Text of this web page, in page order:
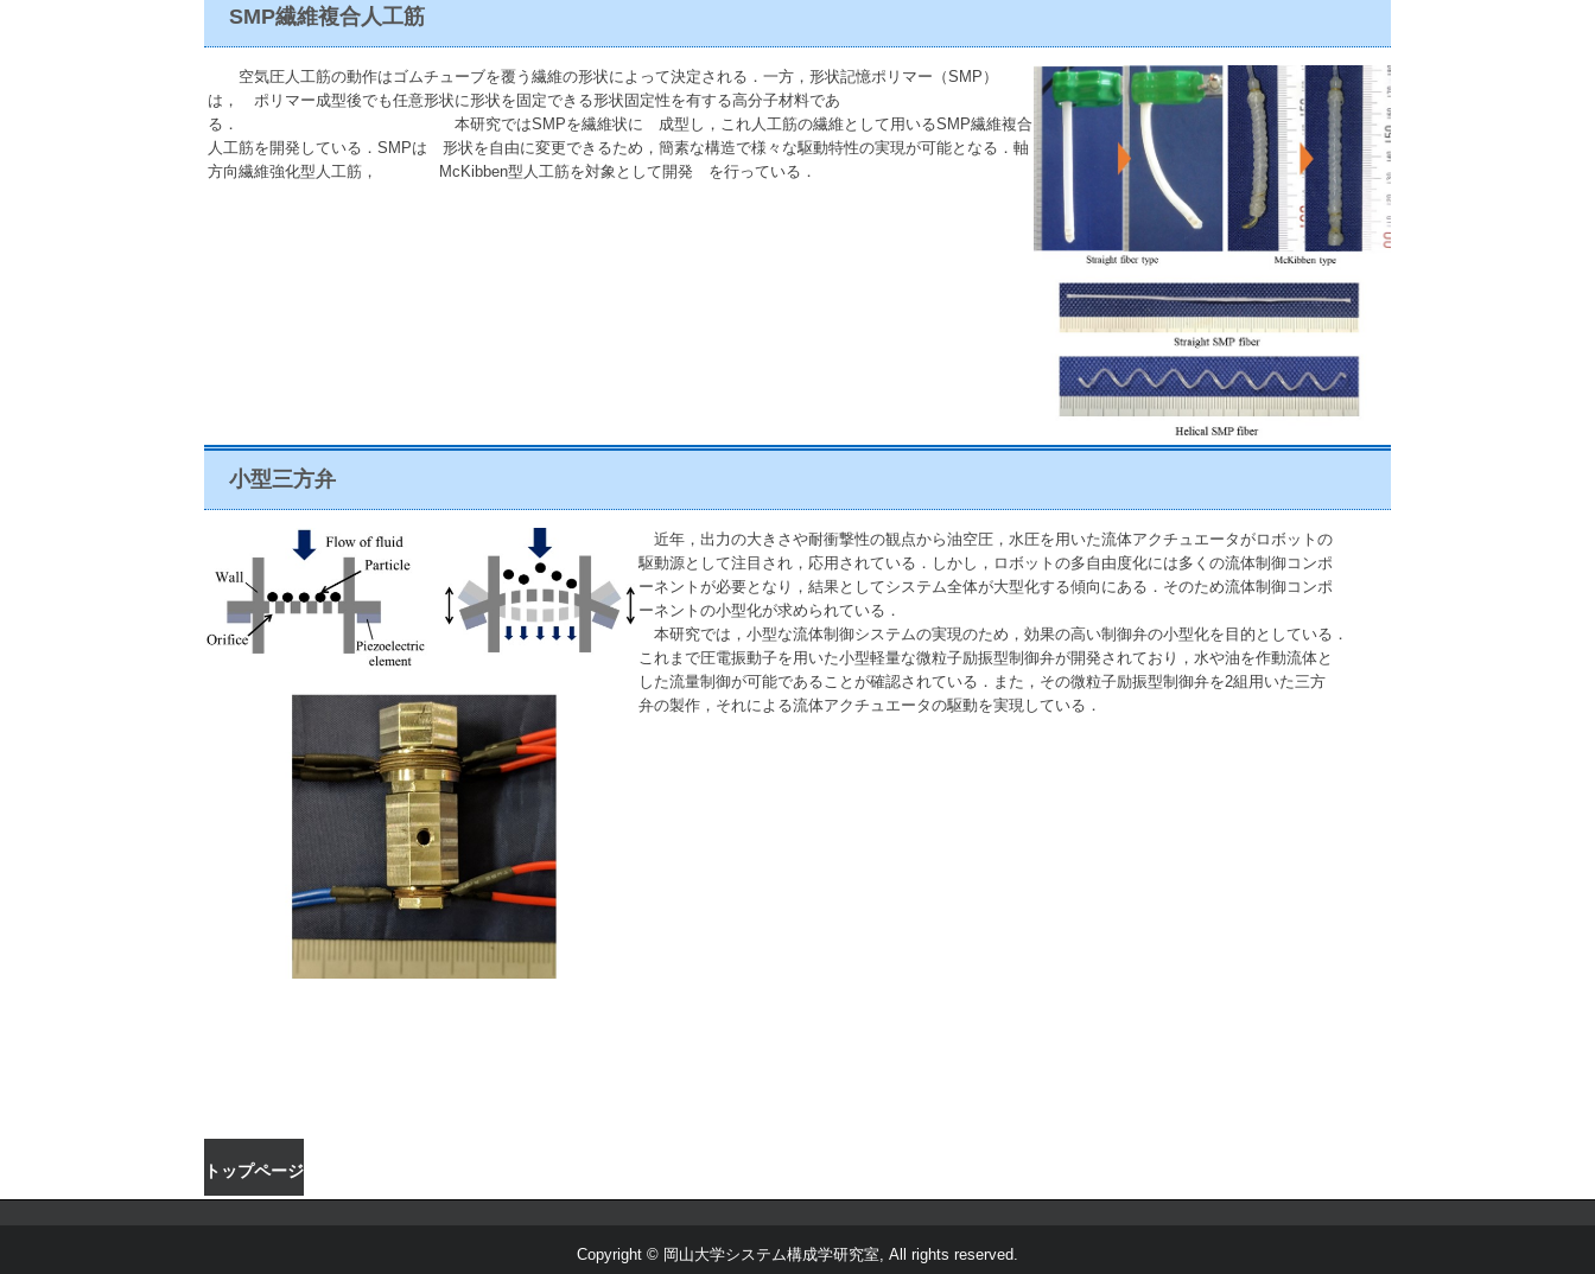
SMP繊維複合人工筋
空気圧人工筋の動作はゴムチューブを覆う繊維の形状によって決定される．一方，形状記憶ポリマー（SMP）
は， ポリマー成型後でも任意形状に形状を固定できる形状固定性を有する高分子材料であ
る． 本研究ではSMPを繊維状に 成型し，これ人工筋の繊維として用いるSMP繊維複合
人工筋を開発している．SMPは 形状を自由に変更できるため，簡素な構造で様々な駆動特性の実現が可能となる．軸
方向繊維強化型人工筋， McKibben型人工筋を対象として開発 を行っている．
小型三方弁
近年，出力の大きさや耐衝撃性の観点から油空圧，水圧を用いた流体アクチュエータがロボットの
駆動源として注目され，応用されている．しかし，ロボットの多自由度化には多くの流体制御コンポ
ーネントが必要となり，結果としてシステム全体が大型化する傾向にある．そのため流体制御コンポ
ーネントの小型化が求められている．
本研究では，小型な流体制御システムの実現のため，効果の高い制御弁の小型化を目的としている．
これまで圧電振動子を用いた小型軽量な微粒子励振型制御弁が開発されており，水や油を作動流体と
した流量制御が可能であることが確認されている．また，その微粒子励振型制御弁を2組用いた三方
弁の製作，それによる流体アクチュエータの駆動を実現している．
トップページ
Copyright © 岡山大学システム構成学研究室, All rights reserved.